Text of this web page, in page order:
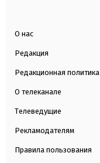
О нас
Редакция
Редакционная политика
О телеканале
Телеведущие
Рекламодателям
Правила пользования